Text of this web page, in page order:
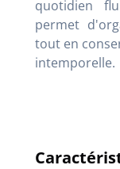
quotidien
permet
tout en
intemporelle.